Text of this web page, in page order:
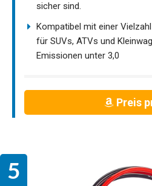
sicher sind.
Kompatibel mit einer
für SUVs, ATVs und
Emissionen unter 3,0
Preis